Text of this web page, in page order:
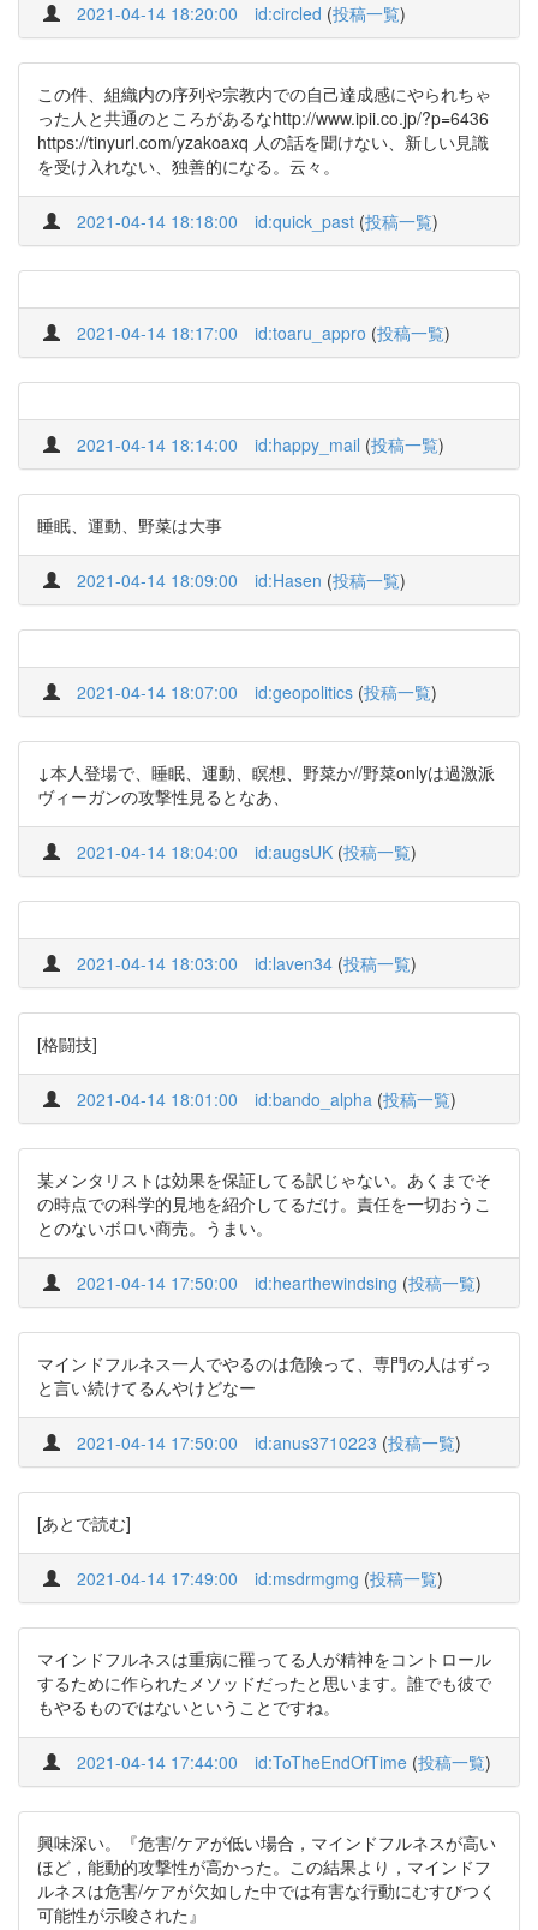
2021-04-14 18:20:00 id:circled (投稿一覧)
この件、組織内の序列や宗教内での自己達成感にやられちゃ
った人と共通のところがあるなhttp://www.ipii.co.jp/?p=6436
https://tinyurl.com/yzakoaxq 人の話を聞けない、新しい見識
を受け入れない、独善的になる。云々。
2021-04-14 18:18:00 id:quick_past (投稿一覧)
2021-04-14 18:17:00 id:toaru_appro (投稿一覧)
2021-04-14 18:14:00 id:happy_mail (投稿一覧)
睡眠、運動、野菜は大事
2021-04-14 18:09:00 id:Hasen (投稿一覧)
2021-04-14 18:07:00 id:geopolitics (投稿一覧)
↓本人登場で、睡眠、運動、瞑想、野菜か//野菜onlyは過激派
ヴィーガンの攻撃性見るとなあ、
2021-04-14 18:04:00 id:augsUK (投稿一覧)
2021-04-14 18:03:00 id:laven34 (投稿一覧)
[格闘技]
2021-04-14 18:01:00 id:bando_alpha (投稿一覧)
某メンタリストは効果を保証してる訳じゃない。あくまでそ
の時点での科学的見地を紹介してるだけ。責任を一切おうこ
とのないボロい商売。うまい。
2021-04-14 17:50:00 id:hearthewindsing (投稿一覧)
マインドフルネス一人でやるのは危険って、専門の人はずっ
と言い続けてるんやけどなー
2021-04-14 17:50:00 id:anus3710223 (投稿一覧)
[あとで読む]
2021-04-14 17:49:00 id:msdrmgmg (投稿一覧)
マインドフルネスは重病に罹ってる人が精神をコントロール
するために作られたメソッドだったと思います。誰でも彼で
もやるものではないということですね。
2021-04-14 17:44:00 id:ToTheEndOfTime (投稿一覧)
興味深い。『危害/ケアが低い場合，マインドフルネスが高い
ほど，能動的攻撃性が高かった。この結果より，マインドフ
ルネスは危害/ケアが欠如した中では有害な行動にむすびつく
可能性が示唆された』